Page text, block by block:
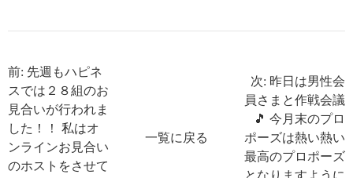
前: 先週もハピネ
スでは２８組のお
見合いが行われま
した！！ 私はオ
ンラインお見合い
のホストをさせて
一覧に戻る
次: 昨日は男性会
員さまと作戦会議
🎵 今月末のプロ
ポーズは熱い熱い
最高のプロポーズ
となりますように